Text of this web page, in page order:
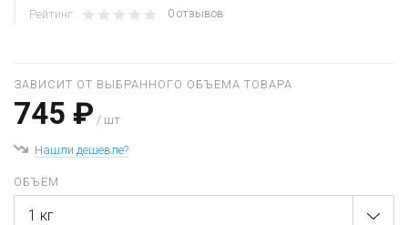
Рейтинг: 0 отзывов
ЗАВИСИТ ОТ ВЫБРАННОГО ОБЪЕМА ТОВАРА
745 ₽ / шт
Нашли дешевле?
ОБЪЁМ
1 кг